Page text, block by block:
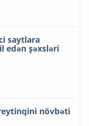
saytlara
edən şəxsləri
növbəti